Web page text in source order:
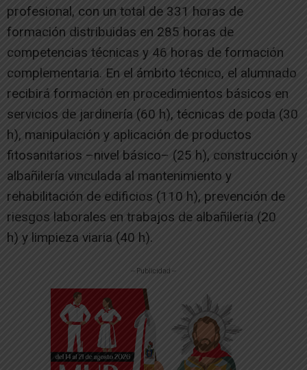
profesional, con un total de 331 horas de
formación distribuidas en 285 horas de
competencias técnicas y 46 horas de formación
complementaria. En el ámbito técnico, el alumnado
recibirá formación en procedimientos básicos en
servicios de jardinería (60 h), técnicas de poda (30
h), manipulación y aplicación de productos
fitosanitarios –nivel básico– (25 h), construcción y
albañilería vinculada al mantenimiento y
rehabilitación de edificios (110 h), prevención de
riesgos laborales en trabajos de albañilería (20
h) y limpieza viaria (40 h).
-- Publicidad --